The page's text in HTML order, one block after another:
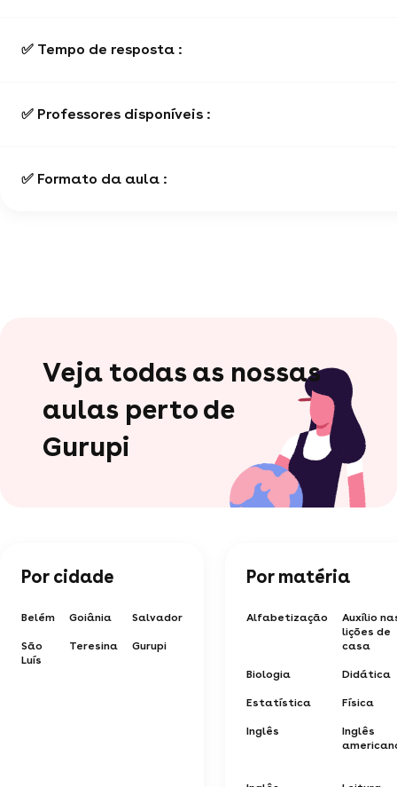
✅ Tempo de resposta :
✅ Professores disponíveis :
✅ Formato da aula :
Veja todas as nossas
aulas perto de
Gurupi
Por cidade
Belém Goiânia Salvador
São
Luís
Teresina Gurupi
Por matéria
Alfabetização
Auxílio
lições de
casa
Biologia Didática
Estatística Física
Inglês
Inglês